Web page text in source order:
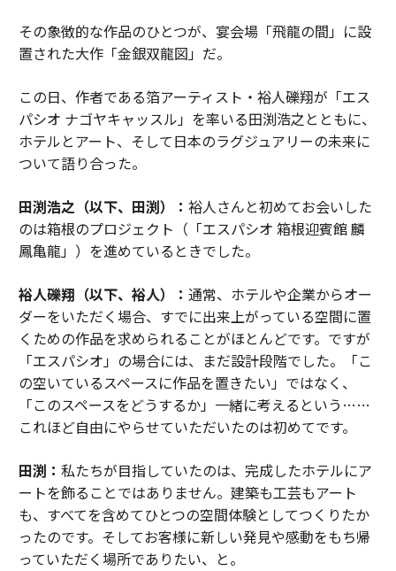
その象徴的な作品のひとつが、宴会場「飛龍の間」に設
置された大作「金銀双龍図」だ。
この日、作者である箔アーティスト・裕人礫翔が「エス
パシオ ナゴヤキャッスル」を率いる田渕浩之とともに、
ホテルとアート、そして日本のラグジュアリーの未来に
ついて語り合った。
田渕浩之（以下、田渕）： 裕人さんと初めてお会いした
のは箱根のプロジェクト（「エスパシオ 箱根迎賓館 麟
鳳亀龍」）を進めているときでした。
裕人礫翔（以下、裕人）： 通常、ホテルや企業からオー
ダーをいただく場合、すでに出来上がっている空間に置
くための作品を求められることがほとんどです。ですが
「エスパシオ」の場合には、まだ設計段階でした。「こ
の空いているスペースに作品を置きたい」ではなく、
「このスペースをどうするか」一緒に考えるという……
これほど自由にやらせていただいたのは初めてです。
田渕： 私たちが目指していたのは、完成したホテルにア
ートを飾ることではありません。建築も工芸もアート
も、すべてを含めてひとつの空間体験としてつくりたか
ったのです。そしてお客様に新しい発見や感動をもち帰
っていただく場所でありたい、と。